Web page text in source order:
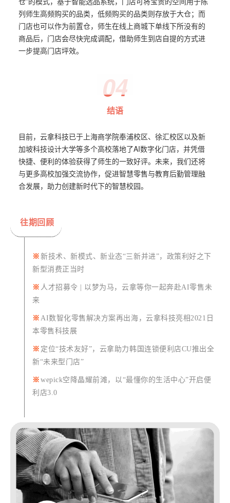
列师生高频购买的品类，低频购买的品类则存放于大仓；而
门店也可以作为前置仓，师生在线上商城下单线下所没有的
商品后，门店会尽快完成调配，借助师生到店自提的方式进
一步提高门店坪效。
04
结语
目前，云拿科技已于上海商学院奉浦校区、徐汇校区以及新
加坡科技设计大学等多个高校落地了AI数字化门店，并凭借
快捷、便利的体验获得了师生的一致好评。未来，我们还将
与更多高校加强交流协作，促进智慧零售与教育后勤管理融
合发展，助力创建新时代下的智慧校园。
往期回顾
※ 新技术、新模式、新业态“三新并进”，政策利好之下
新型消费正当时
※ 人才招募令 | 以梦为马，云拿等你一起奔赴AI零售未
来
※ AI数智化零售解决方案再出海，云拿科技亮相2021日
本零售科技展
※ 定位“技术友好”，云拿助力韩国连锁便利店CU推出全
新“未来型门店”
※ wepick空降晶耀前滩，以“最懂你的生活中心”开启便
利店3.0